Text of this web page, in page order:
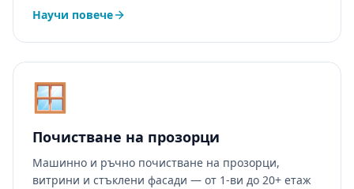
Научи повече
🪟
Почистване на прозорци
Машинно и ръчно почистване на прозорци,
витрини и стъклени фасади — от 1-ви до 20+ етаж